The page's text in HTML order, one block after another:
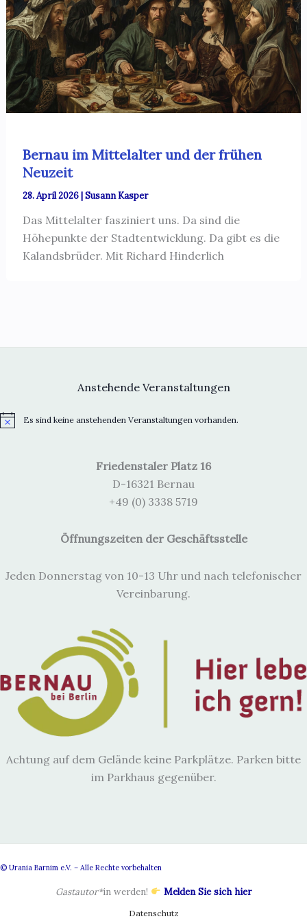
Bernau im Mittelalter und der frühen
Neuzeit
28. April 2026|Susann Kasper
Das Mittelalter fasziniert uns. Da sind die
Höhepunkte der Stadtentwicklung. Da gibt es die
Kalandsbrüder. Mit Richard Hinderlich
Anstehende Veranstaltungen
H
Es sind keine anstehenden Veranstaltungen vorhanden.
Friedenstaler Platz 16
D-16321 Bernau
+49 (0) 3338 5719
Öffnungszeiten der Geschäftsstelle
Jeden Donnerstag von 10-13 Uhr und nach telefonischer
Vereinbarung.
Achtung auf dem Gelände keine Parkplätze. Parken bitte
im Parkhaus gegenüber.
© Urania Barnim e.V. – Alle Rechte vorbehalten
Gastautor*in werden! Melden Sie sich hier
Datenschutz